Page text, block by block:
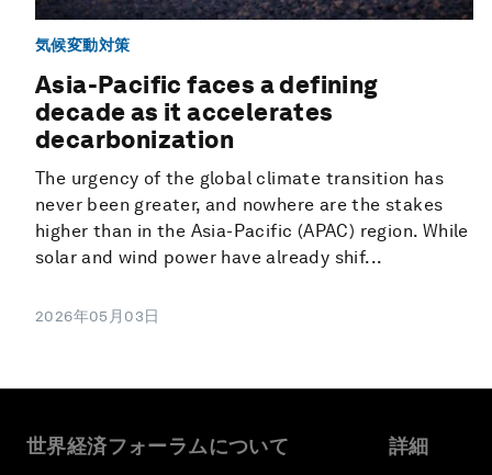
気候変動対策
Asia-Pacific faces a defining
decade as it accelerates
decarbonization
The urgency of the global climate transition has
never been greater, and nowhere are the stakes
higher than in the Asia-Pacific (APAC) region. While
solar and wind power have already shif...
2026年05月03日
世界経済フォーラムについて 詳細